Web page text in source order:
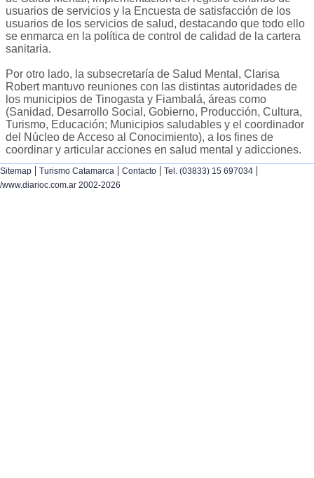
usuarios de servicios y la Encuesta de satisfacción de los
usuarios de los servicios de salud, destacando que todo ello
se enmarca en la política de control de calidad de la cartera
sanitaria.
Por otro lado, la subsecretaría de Salud Mental, Clarisa
Robert mantuvo reuniones con las distintas autoridades de
los municipios de Tinogasta y Fiambalá, áreas como
(Sanidad, Desarrollo Social, Gobierno, Producción, Cultura,
Turismo, Educación; Municipios saludables y el coordinador
del Núcleo de Acceso al Conocimiento), a los fines de
coordinar y articular acciones en salud mental y adicciones.
Sitemap | Turismo Catamarca | Contacto | Tel. (03833) 15 697034 |
/www.diarioc.com.ar 2002-2026